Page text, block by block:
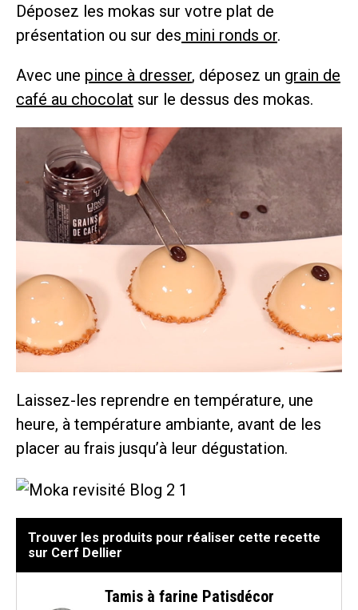
Déposez les mokas sur votre plat de
présentation ou sur des mini ronds or.
Avec une pince à dresser, déposez un grain de
café au chocolat sur le dessus des mokas.
Laissez-les reprendre en température, une
heure, à température ambiante, avant de les
placer au frais jusqu’à leur dégustation.
Trouver les produits pour réaliser cette recette
sur Cerf Dellier
Tamis à farine Patisdécor